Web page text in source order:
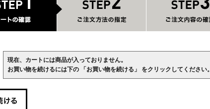
現在、カートには商品が入っておりません。
お買い物を続けるには下の 「お買い物を続ける」 をクリックしてください。